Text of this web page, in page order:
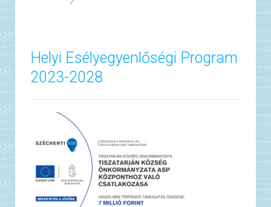
Helyi Esélyegyenlőségi Program
2023-2028